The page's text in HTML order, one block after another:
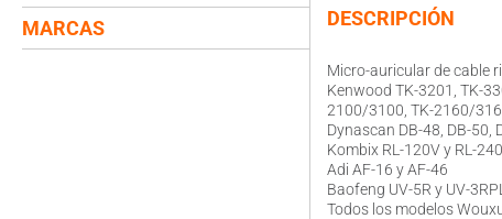
MARCAS DESCRIPCIÓN
Micro-auricular de cable
Kenwood TK-3201, TK-
2100/3100, TK-2160/
Dynascan DB-48, DB-50,
Kombix RL-120V y RL-240
Adi AF-16 y AF-46
Baofeng UV-5R y UV-
Todos los modelos